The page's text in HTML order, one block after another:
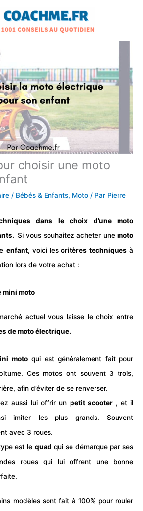
choisir une moto
/ Bébés & Enfants, Moto / Par Pierre
dans le choix d’une moto
Si vous souhaitez acheter une moto
enfant, voici lescritères techniquesà
lors de votre achat :
mini moto
actuel vous laisse le choix entre
de motoélectrique.
motoqui est généralement fait pour
Ces motos ont souvent 3 trois,
afin d’éviter de se renverser.
aussi lui offrir un petit scooter, et il
imiter les plus grands. Souvent
avec 3 roues.
est le quad qui se démarque par ses
roues qui lui offrent une bonne
modèles sont fait à 100% pour rouler